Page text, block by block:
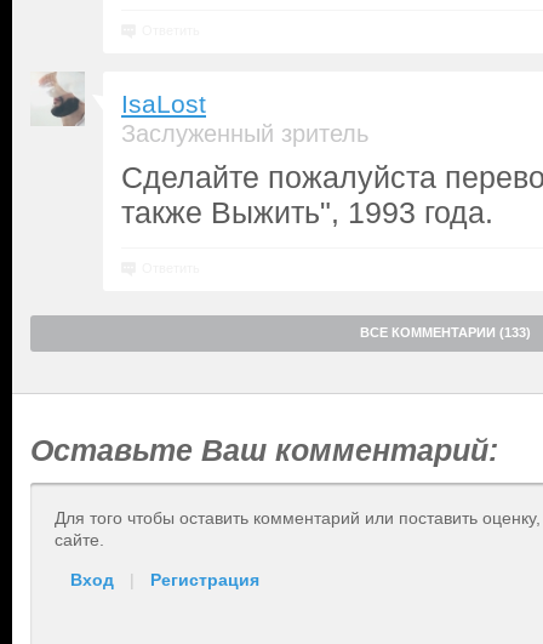
IsaLost
Заслуженный зритель
Сделайте пожалуйста
также Выжить", 1993 года.
ВСЕ КОММЕНТАРИИ (133)
Оставьте Ваш комментарий:
Для того чтобы оставить комментарий или поставить
сайте.
Вход | Регистрация